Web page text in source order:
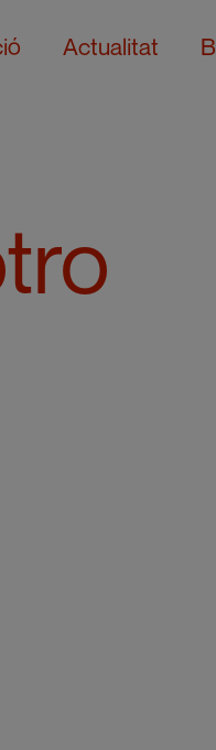
Actualitat